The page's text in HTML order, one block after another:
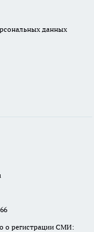
данных
о регистрации СМИ: